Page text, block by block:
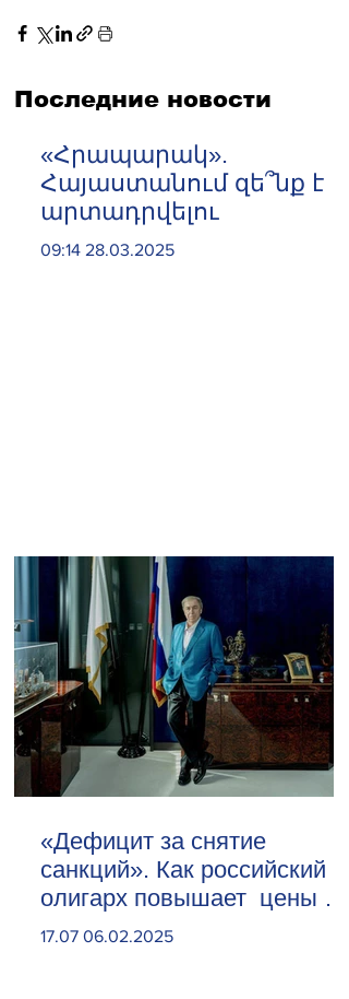
Последние новости
«Հրապարակ».
Հայաստանում զե՞նք է
արտադրվելու
09:14 28.03.2025
«Дефицит за снятие
санкций». Как российский
олигарх повышает цены на
сливочное масло
17.07 06.02.2025